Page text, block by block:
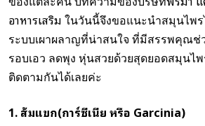
ของแต่ละคน บทความของบริษัท
อาหารเสริม ในวันนี้จึงขอแนะนำสมุนไพ
ระบบเผาผลาญที่น่าสนใจ ที่มีสรรพคุณช่
รอบเอว ลดพุง หุ่นสวยด้วยสุดยอดสมุนไ
ติดตามกันได้เลยค่ะ
1.ส้มแขก(การ์ซีเนีย หรือ Garcinia)